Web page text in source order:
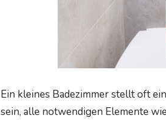
Ein kleines Badezimmer stellt oft
sein, alle notwendigen Elemente